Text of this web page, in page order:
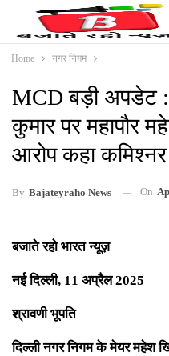
Home नगर निगम
MCD बड़ी अपडेट :
कुमार पर महापौर
आरोप कहा
By Bajateyraho News On
बजाते रहो भारत न्यूज़
नई दिल्ली, 11 अप्रैल 2025
श्रावणी भूपति
दिल्ली नगर निगम के मेयर महेश